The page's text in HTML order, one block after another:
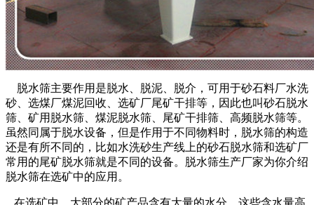
脱水筛主要作用是脱水、脱泥、脱介，可用于砂石料厂水洗
砂、选煤厂煤泥回收、选矿厂尾矿干排等，因此也叫砂石脱水
筛、矿用脱水筛、煤泥脱水筛、尾矿干排筛、高频脱水筛等。
虽然同属于脱水设备，但是作用于不同物料时，脱水筛的构造
还是有所不同的，比如水洗砂生产线上的砂石脱水筛和选矿厂
常用的尾矿脱水筛就是不同的设备。脱水筛生产厂家为你介绍
脱水筛在选矿中的应用。